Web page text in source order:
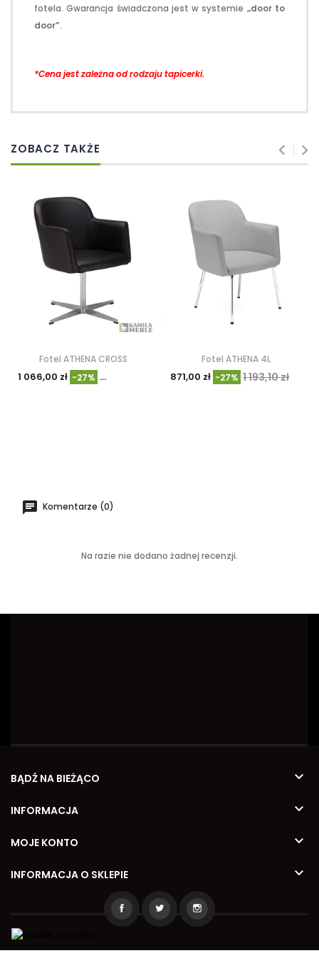
fotela. Gwarancja świadczona jest w systemie „door to
door”.
*Cena jest zależna od rodzaju tapicerki.
ZOBACZ TAKŻE
Fotel ATHENA CROSS
1 066,00 zł -27% 1 460,01 zł
Fotel ATHENA 4L
871,00 zł -27% 1 193,10 zł
Komentarze (0)
Na razie nie dodano żadnej recenzji.
BĄDŹ NA BIEŻĄCO 
INFORMACJA 
MOJE KONTO 
INFORMACJA O SKLEPIE 